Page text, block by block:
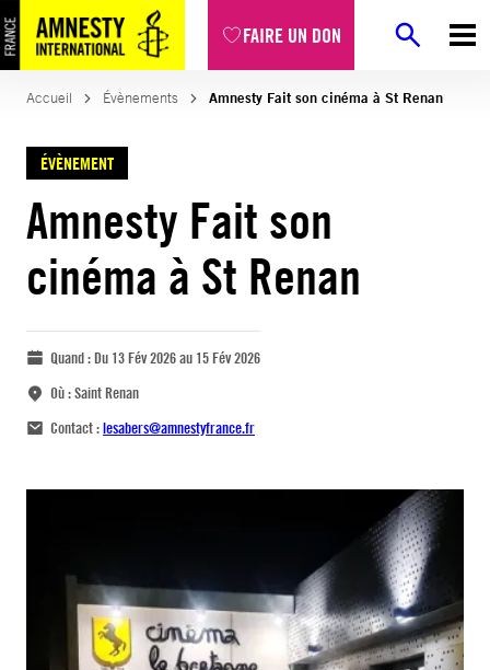
FAIRE UN DON
Accueil Évènements Amnesty Fait son cinéma à St Renan
ÉVÈNEMENT
Amnesty Fait son
cinéma à St Renan
Quand :Du 13 Fév 2026 au 15 Fév 2026
Où :Saint Renan
Contact :lesabers@amnestyfrance.fr